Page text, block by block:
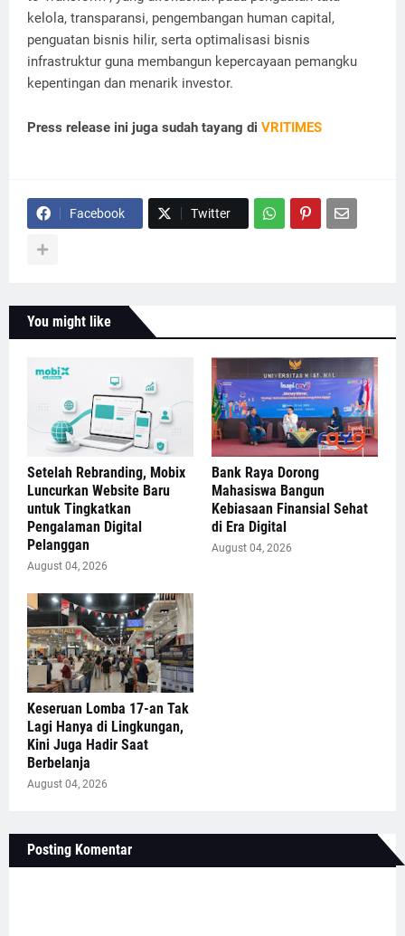
kelola, transparansi, pengembangan human capital,
penguatan bisnis hilir, serta optimalisasi bisnis
infrastruktur guna membangun kepercayaan pemangku
kepentingan dan menarik investor.
Press release ini juga sudah tayang di VRITIMES
Facebook Twitter
You might like
Setelah Rebranding, Mobix
Luncurkan Website Baru
untuk Tingkatkan
Pengalaman Digital
Pelanggan
August 04, 2026
Bank Raya Dorong
Mahasiswa Bangun
Kebiasaan Finansial Sehat
di Era Digital
August 04, 2026
Keseruan Lomba 17-an Tak
Lagi Hanya di Lingkungan,
Kini Juga Hadir Saat
Berbelanja
August 04, 2026
Posting Komentar